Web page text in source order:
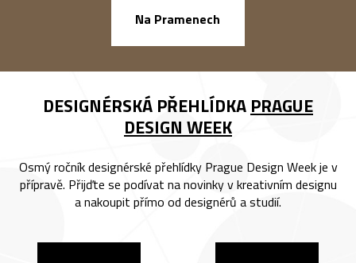
Na Pramenech
DESIGNÉRSKÁ PŘEHLÍDKA PRAGUE
DESIGN WEEK
Osmý ročník designérské přehlídky Prague Design Week je v
přípravě. Přijďte se podívat na novinky v kreativním designu
a nakoupit přímo od designérů a studií.